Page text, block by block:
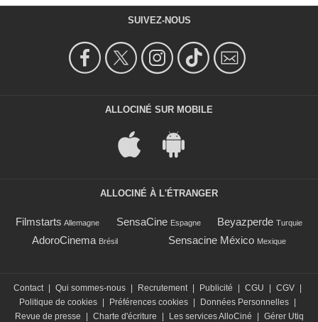
SUIVEZ-NOUS
ALLOCINÉ SUR MOBILE
ALLOCINÉ À L'ÉTRANGER
Filmstarts Allemagne SensaCine Espagne Beyazperde Turquie
AdoroCinema Brésil Sensacine México Mexique
Contact Qui sommes-nous Recrutement Publicité CGU CGV
Politique de cookies
Préférences cookies Données Personnelles
Revue de presse
Charte d'écriture Les services AlloCiné Gérer Utiq